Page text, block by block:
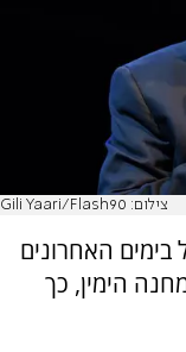
צילום: Gili Yaari/Flash90
בימים האחרונים
הימין, כך